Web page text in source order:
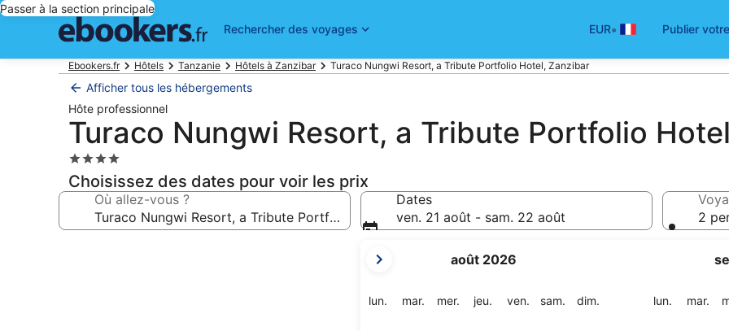
Passer à la section principale
Rechercher des voyages
EUR• Publier
Ebookers.fr Hôtels Tanzanie Hôtels à Zanzibar Turaco Nungwi Resort, a Tribute Portfolio Hotel, Zanzibar
Afficher tous les hébergements
Hôte professionnel
Turaco Nungwi Resort, a Tribute Portfolio Hotel
Hébergement
4.0 étoiles
Choisissez des dates pour voir les prix
Où allez-vous ?
Dates
ven. 21 août - sam. 22 août
mois
sont
août 2026
lun. lundimar. mardi
mer. mercredi
jeu. jeudiven. vendredi
sam. samedi
dim. lun. lundimar.
2